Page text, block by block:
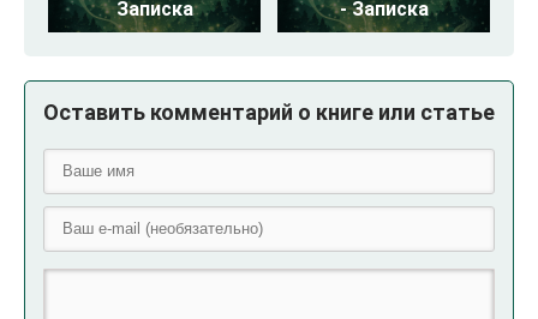
Записка
- Записка
Оставить комментарий о книге или статье